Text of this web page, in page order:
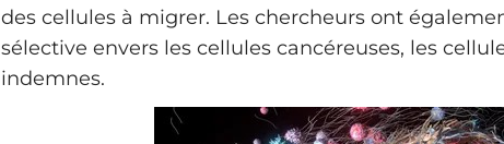
des cellules à migrer. Les chercheurs ont
sélective envers les cellules cancéreuses, les
indemnes.